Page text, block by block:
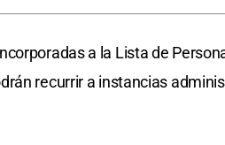
a la Lista de
recurrir a instancias